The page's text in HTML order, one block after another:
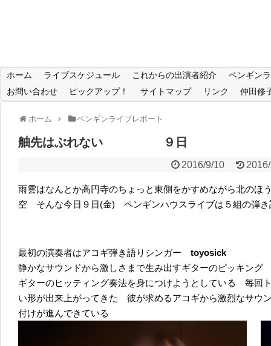
ホーム ライブスケジュール これからの出演者紹介
ペンギン
お問い合わせ
ピックアップ！ サイトマップ リンク 仲田修
ホーム ペンギンライブレポート
舳先はぶれない ９日
2016/9/10
雨雲はなんとか高円寺のちょっと東側をかすめながら北の
空 そんな今日９日(金) ペンギンハウスライブは５組の弾き
最初の演奏者はアコギ弾き語りシンガー toyosick
静かなサウンドから激しさまで生み出すギターのピッキン
ギターのヒッティング奏法を身につけようとしている 毎回
い形が出来上がってきた 彼が求めるアコギから激烈なサウ
付けが進んできている